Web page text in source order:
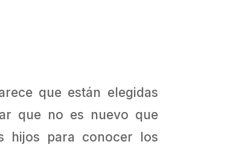
que están elegidas
que no es nuevo que
hijos para conocer los